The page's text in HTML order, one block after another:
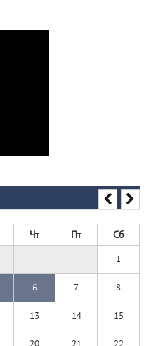
Чт Пт Сб
1
6 7 8
13 14 15
20 21 22